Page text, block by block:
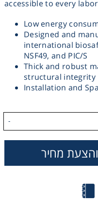
accessible to every
Low energy
Designed and
international
NSF49, and PIC/S
Thick and robust
structural integrity
Installation and
-
מחיר